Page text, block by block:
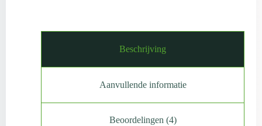
Beschrijving
Aanvullende informatie
Beoordelingen (4)